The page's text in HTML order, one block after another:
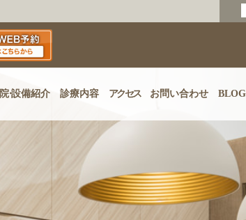
院・設備紹介 診療内容 アクセス お問い合わせ BLOG